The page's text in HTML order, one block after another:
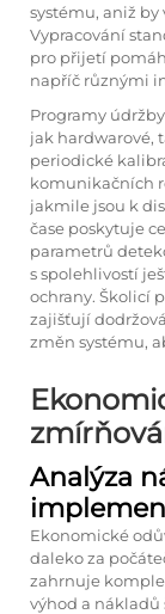
systému, aniž
Vypracování
pro přijetí
napříč různými
Programy
jak hardwarové,
periodické
komunikačních
jakmile jsou k
čase poskytuje
parametrů
s spolehlivostí
ochrany. Školicí
zajišťují
změn systému,
Analýza
Ekonomické
daleko za
zahrnuje
výhod a